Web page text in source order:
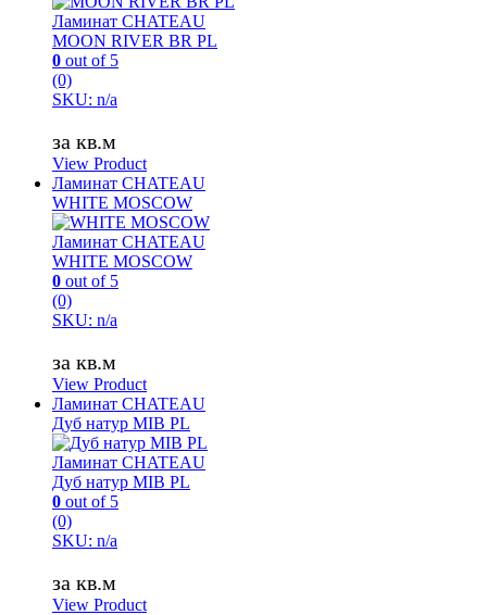
Ламинат CHATEAU
MOON RIVER BR PL
0 out of 5
(0)
SKU: n/a
за кв.м
View Product
Ламинат CHATEAU
WHITE MOSCOW
Ламинат CHATEAU
WHITE MOSCOW
0 out of 5
(0)
SKU: n/a
за кв.м
View Product
Ламинат CHATEAU
Дуб натур MIB PL
Ламинат CHATEAU
Дуб натур MIB PL
0 out of 5
(0)
SKU: n/a
за кв.м
View Product